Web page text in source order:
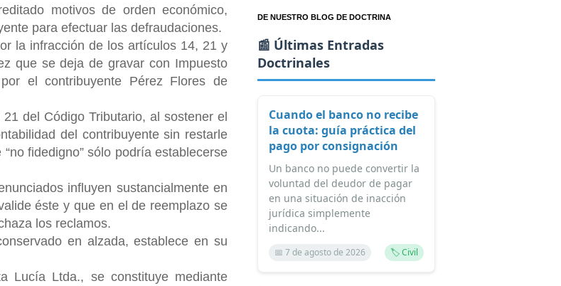
motivos de orden económico,
para efectuar las defraudaciones.
la infracción de los artículos 14, 21 y
que se deja de gravar con Impuesto
el contribuyente Pérez Flores de
del Código Tributario, al sostener el
del contribuyente sin restarle
fidedigno” sólo podría establecerse
influyen sustancialmente en
éste y que en el de reemplazo se
los reclamos.
en alzada, establece en su
Lucía Ltda., se constituye mediante
DE NUESTRO BLOG DE DOCTRINA
📰 Últimas Entradas
Doctrinales
Cuando el banco no recibe
la cuota: guía práctica del
pago por consignación
Un banco no puede convertir la
voluntad del deudor de pagar
en una situación de inacción
jurídica simplemente
indicando...
📅 7 de agosto de 2026 🏷️ Civil